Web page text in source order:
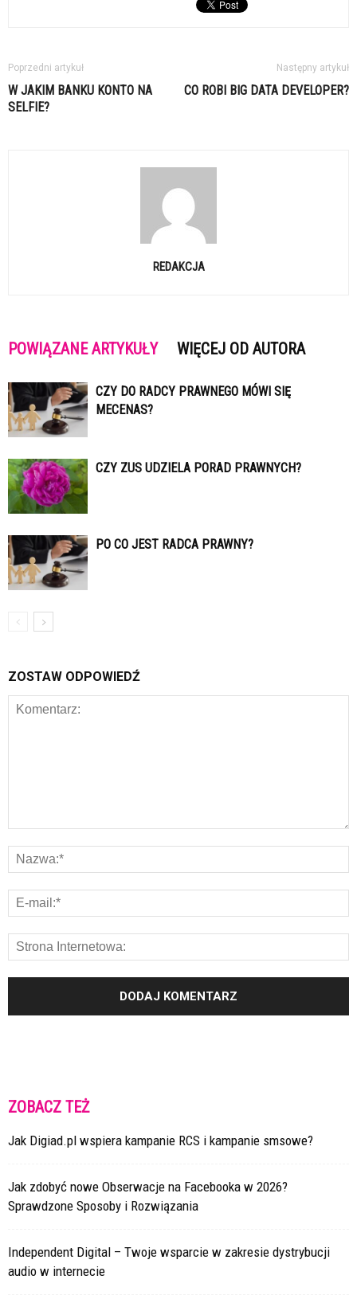
Poprzedni artykuł
W JAKIM BANKU KONTO NA
SELFIE?
Następny artykuł
CO ROBI BIG DATA DEVELOPER?
REDAKCJA
POWIĄZANE ARTYKUŁY WIĘCEJ OD AUTORA
CZY DO RADCY PRAWNEGO MÓWI SIĘ
MECENAS?
CZY ZUS UDZIELA PORAD PRAWNYCH?
PO CO JEST RADCA PRAWNY?
ZOSTAW ODPOWIEDŹ
ZOBACZ TEŻ
Jak Digiad.pl wspiera kampanie RCS i kampanie smsowe?
Jak zdobyć nowe Obserwacje na Facebooka w 2026?
Sprawdzone Sposoby i Rozwiązania
Independent Digital – Twoje wsparcie w zakresie dystrybucji
audio w internecie